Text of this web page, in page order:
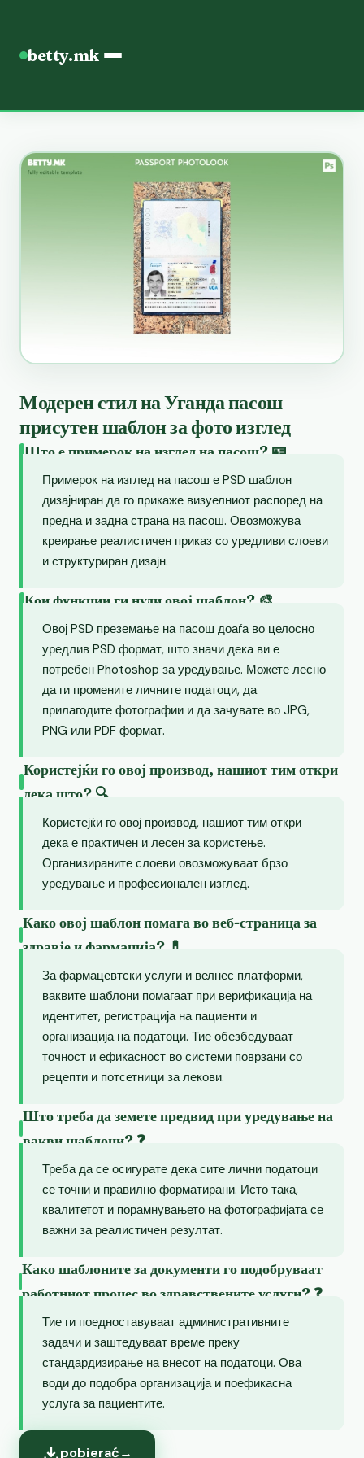
betty.mk
Модерен стил на Уганда пасош
присутен шаблон за фото изглед
Што е примерок на изглед на пасош? 🪪
Примерок на изглед на пасош е PSD шаблон
дизајниран да го прикаже визуелниот распоред на
предна и задна страна на пасош. Овозможува
креирање реалистичен приказ со уредливи слоеви
и структуриран дизајн.
Кои функции ги нуди овој шаблон? 🎨
Овој PSD преземање на пасош доаѓа во целосно
уредлив PSD формат, што значи дека ви е
потребен Photoshop за уредување. Можете лесно
да ги промените личните податоци, да
прилагодите фотографии и да зачувате во JPG,
PNG или PDF формат.
Користејќи го овој производ, нашиот тим откри
дека што? 🔍
Користејќи го овој производ, нашиот тим откри
дека е практичен и лесен за користење.
Организираните слоеви овозможуваат брзо
уредување и професионален изглед.
Како овој шаблон помага во веб-страница за
здравје и фармација? 💊
За фармацевтски услуги и велнес платформи,
ваквите шаблони помагаат при верификација на
идентитет, регистрација на пациенти и
организација на податоци. Тие обезбедуваат
точност и ефикасност во системи поврзани со
рецепти и потсетници за лекови.
Што треба да земете предвид при уредување на
вакви шаблони? ❓
Треба да се осигурате дека сите лични податоци
се точни и правилно форматирани. Исто така,
квалитетот и порамнувањето на фотографијата се
важни за реалистичен резултат.
Како шаблоните за документи го подобруваат
работниот процес во здравствените услуги? ❓
Тие ги поедноставуваат административните
задачи и заштедуваат време преку
стандардизирање на внесот на податоци. Ова
води до подобра организација и поефикасна
услуга за пациентите.
pobierać→